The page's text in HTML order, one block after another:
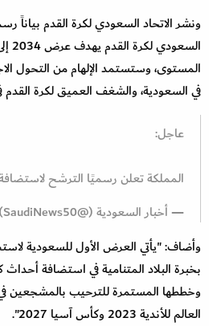
ونشر الاتحاد السعودي لكرة القدم بياناً
المستوى، وستستمد الإلهام من التحول
في السعودية، والشغف العميق لكرة القدم
عاجل:
المملكة تعلن رسميًا الترشح لاستضافة
— أخبار السعودية (@SaudiNews50)
وأضاف: "يأتي العرض الأول للسعودية
بخبرة البلاد المتنامية في استضافة
وخططها المستمرة للترحيب بالمشجعين
العالم للأندية 2023 وكأس آسيا 2027".